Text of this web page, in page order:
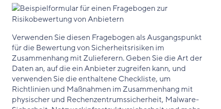
Verwenden Sie diesen Fragebogen als Ausgangspunkt
für die Bewertung von Sicherheitsrisiken im
Zusammenhang mit Zulieferern. Geben Sie die Art der
Daten an, auf die ein Anbieter zugreifen kann, und
verwenden Sie die enthaltene Checkliste, um
Richtlinien und Maßnahmen im Zusammenhang mit
physischer und Rechenzentrumssicherheit, Malware-